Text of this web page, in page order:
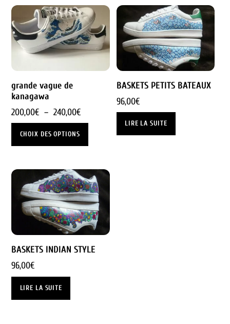
grande vague de
kanagawa
200,00€ – 240,00€Plage
de
à
240,00€
CHOIX DES OPTIONS
produit
plusieurs
variations.
Les
options
peuvent
être
BASKETS PETITS BATEAUX
96,00€
LIRE LA SUITE
BASKETS INDIAN STYLE
96,00€
LIRE LA SUITE